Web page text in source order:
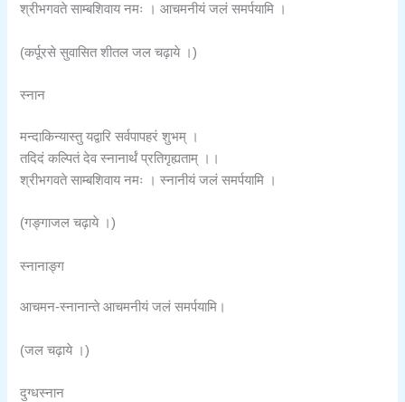
श्रीभगवते साम्बशिवाय नमः । आचमनीयं जलं समर्पयामि ।
(कर्पूरसे सुवासित शीतल जल चढ़ाये ।)
स्नान
मन्दाकिन्यास्तु यद्वारि सर्वपापहरं शुभम् ।
तदिदं कल्पितं देव स्नानार्थं प्रतिगृह्यताम् ।।
श्रीभगवते साम्बशिवाय नमः । स्नानीयं जलं समर्पयामि ।
(गङ्गाजल चढ़ाये ।)
स्नानाङ्ग
आचमन-स्नानान्ते आचमनीयं जलं समर्पयामि।
(जल चढ़ाये ।)
दुग्धस्नान